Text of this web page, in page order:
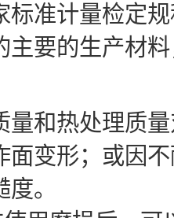
标准计量检定
主要的生产材
量和热处理质
面变形；或因
。